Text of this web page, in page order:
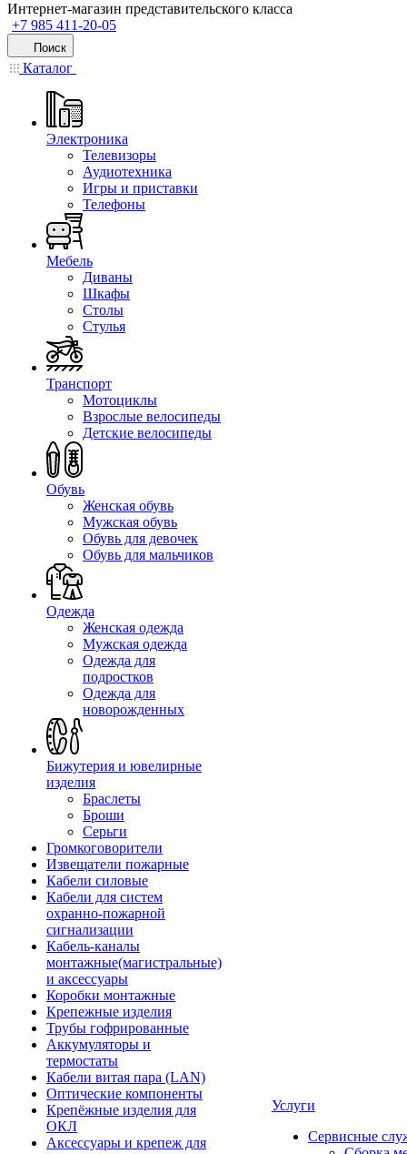
Интернет-магазин представительского класса
+7 985 411-20-05
Поиск
Каталог
Электроника
Телевизоры
Аудиотехника
Игры и приставки
Телефоны
Мебель
Диваны
Шкафы
Столы
Стулья
Транспорт
Мотоциклы
Взрослые велосипеды
Детские велосипеды
Обувь
Женская обувь
Мужская обувь
Обувь для девочек
Обувь для мальчиков
Одежда
Женская одежда
Мужская одежда
Одежда для
подростков
Одежда для
новорожденных
Бижутерия и ювелирные
изделия
Браслеты
Броши
Серьги
Громкоговорители
Извещатели пожарные
Кабели силовые
Кабели для систем
охранно-пожарной
сигнализации
Кабель-каналы
монтажные(магистральные)
и аксессуары
Коробки монтажные
Крепежные изделия
Трубы гофрированные
Аккумуляторы и
термостаты
Кабели витая пара (LAN)
Оптические компоненты
Крепёжные изделия для
ОКЛ
Аксессуары и крепеж для
Услуги
Сервисные